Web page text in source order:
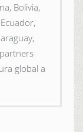
Bolivia,
global a